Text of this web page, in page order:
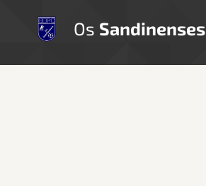
Os Sandinenses